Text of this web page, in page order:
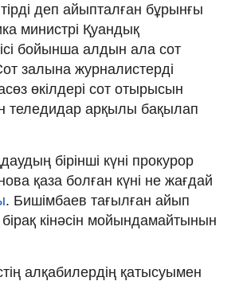
деп айыпталған бұрынғы
министрі Қуандық
бойынша алдын ала сот
залына журналистерді
өкілдері сот отырысын
теледидар арқылы бақылап
бірінші күні прокурор
қаза болған күні не жағдай
. Бишімбаев тағылған айып
бірақ кінәсін мойындамайтынын
алқабилердің қатысуымен